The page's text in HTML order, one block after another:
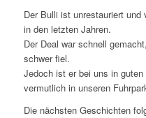
Der Bulli ist unrestauriert
in den letzten Jahren.
Der Deal war schnell
schwer fiel.
Jedoch ist er bei uns in
vermutlich in unseren
Die nächsten Geschichten